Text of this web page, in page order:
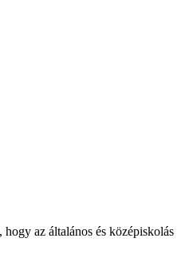
az általános és középiskolás